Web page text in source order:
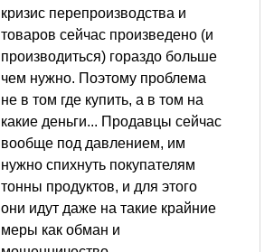
кризис перепроизводства и
товаров сейчас произведено (и
производиться) гораздо больше
чем нужно. Поэтому проблема
не в том где купить, а в том на
какие деньги... Продавцы сейчас
вообще под давлением, им
нужно спихнуть покупателям
тонны продуктов, и для этого
они идут даже на такие крайние
меры как обман и